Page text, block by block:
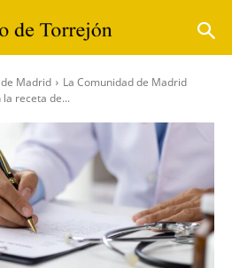
Madrid
La Comunidad de Madrid
receta de...